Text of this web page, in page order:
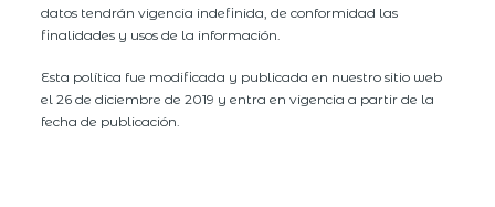
datos tendrán vigencia indefinida, de conformidad las
finalidades y usos de la información.
Esta política fue modificada y publicada en nuestro sitio web
el 26 de diciembre de 2019 y entra en vigencia a partir de la
fecha de publicación.